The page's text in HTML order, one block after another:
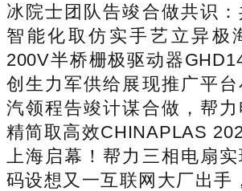
冰院士团队告竣合做共识
智能化取仿实手艺立异极
200V半桥栅极驱动器
创生力军供给展现推广平
汽领程告竣计谋合做，帮
精简取高效CHINAPLAS
上海启幕！帮力三相电扇
码设想又一互联网大厂出手